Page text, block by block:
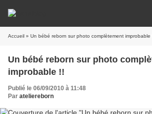
Accueil » Un bébé reborn sur photo complètement improbable
Un bébé reborn sur photo
improbable !!
Publié le 06/09/2010 à 11:48
Par ateliereborn